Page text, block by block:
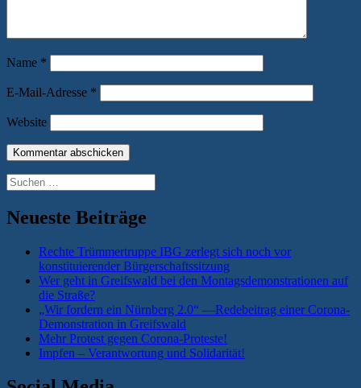
Name *
E-Mail-Adresse *
Website
Suchen
nach:
Neueste Beiträge
Rechte Trümmertruppe IBG zerlegt sich noch vor
konstituierender Bürgerschaftssitzung
Wer geht in Greifswald bei den Montagsdemonstrationen auf
die Straße?
„Wir fordern ein Nürnberg 2.0“ —Redebeitrag einer Corona-
Demonstration in Greifswald
Mehr Protest gegen Corona-Proteste!
Impfen – Verantwortung und Solidarität!